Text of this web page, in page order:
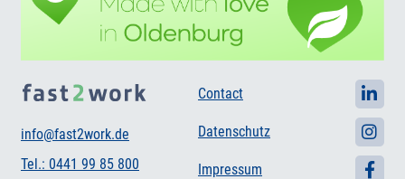
info@fast2work.de
Tel.: 0441 99 85 800
Contact
Datenschutz
Impressum